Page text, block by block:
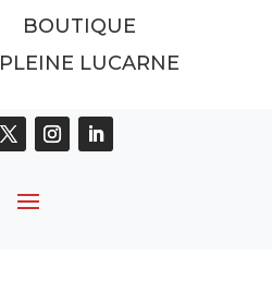
BOUTIQUE
PLEINE LUCARNE